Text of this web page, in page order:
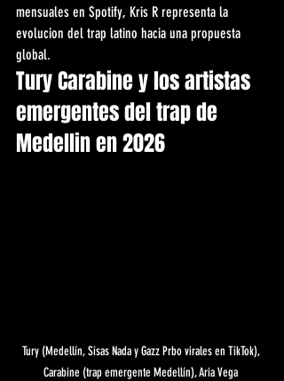
mensuales en Spotify, Kris R representa la
evolucion del trap latino hacia una propuesta
global.
Tury Carabine y los artistas
emergentes del trap de
Medellin en 2026
Tury (Medellín, Sisas Nada y Gazz Prbo virales en TikTok),
Carabine (trap emergente Medellín), Aria Vega